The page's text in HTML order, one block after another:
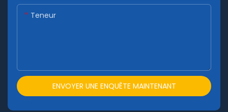
Teneur
ENVOYER UNE ENQUÊTE MAINTENANT